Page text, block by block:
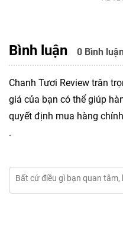
Bình luận 0 Bình luận
Chanh Tươi Review trân
giá của bạn có thể giúp
quyết định mua hàng
.